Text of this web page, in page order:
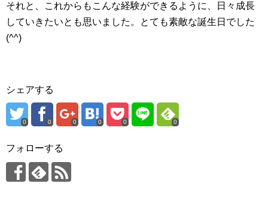
それと、これからもこんな経験ができるように、日々成長
していきたいとも思いました。とても素敵な誕生日でした
(^^)
シェアする
0 0 0 0 0 0
フォローする